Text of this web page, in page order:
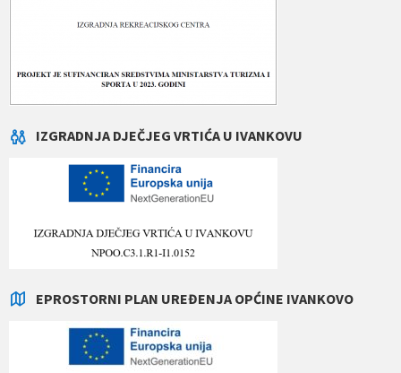
IZGRADNJA DJEČJEG VRTIĆA U IVANKOVU
EPROSTORNI PLAN UREĐENJA OPĆINE IVANKOVO